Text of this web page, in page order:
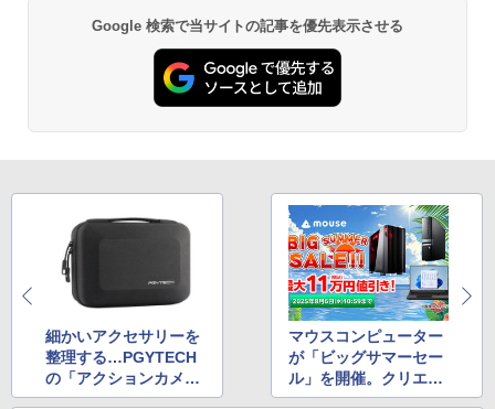
Google 検索で当サイトの記事を優先表示させる
細かいアクセサリーを
整理する…PGYTECH
の「アクションカメラ
用キャリングケース」
マウスコンピューター
が「ビッグサマーセー
ル」を開催。クリエイ
ター向けブランド“DAI